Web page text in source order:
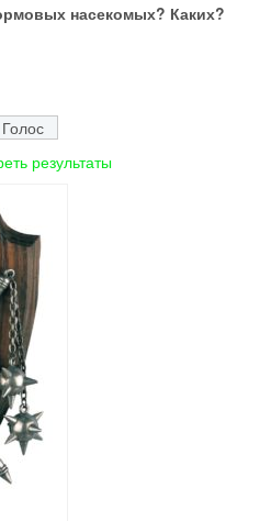
насекомых? Каких?
результаты